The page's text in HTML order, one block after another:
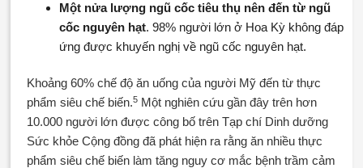
Một nửa lượng ngũ cốc tiêu thụ nên đến từ ngũ
cốc nguyên hạt. 98% người lớn ở Hoa Kỳ không đáp
ứng được khuyến nghị về ngũ cốc nguyên hạt.
Khoảng 60% chế độ ăn uống của người Mỹ đến từ thực
phẩm siêu chế biến.5 Một nghiên cứu gần đây trên hơn
10.000 người lớn được công bố trên Tạp chí Dinh dưỡng
Sức khỏe Cộng đồng đã phát hiện ra rằng ăn nhiều thực
phẩm siêu chế biến làm tăng nguy cơ mắc bệnh trầm cảm